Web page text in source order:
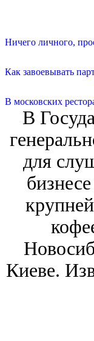
Ничего личного,
Как завоевывать
В московских
В
для
Киеве.